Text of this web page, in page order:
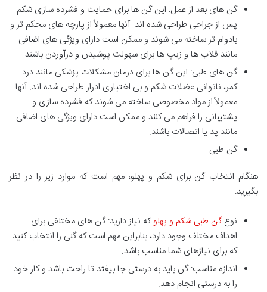
گن های بعد از عمل: این گن ها برای حمایت و فشرده سازی شکم
پس از جراحی طراحی شده اند. آنها معمولاً از پارچه های محکم تر و
بادوام تر ساخته می شوند و ممکن است دارای ویژگی های اضافی
مانند قلاب ها و زیپ ها برای سهولت پوشیدن و درآوردن باشند.
گن های طبی: این گن ها برای درمان مشکلات پزشکی مانند درد
کمر، ناتوانی عضلات شکم و بی اختیاری ادرار طراحی شده اند. آنها
معمولاً از مواد مخصوصی ساخته می شوند که فشرده سازی و
پشتیبانی را فراهم می کنند و ممکن است دارای ویژگی های اضافی
مانند پد یا اتصالات باشند.
گن طبی
هنگام انتخاب گن برای شکم و پهلو، مهم است که موارد زیر را در نظر
بگیرید:
نوعگن طبی شکم و پهلوکه نیاز دارید: گن های مختلفی برای
اهداف مختلف وجود دارد، بنابراین مهم است که گنی را انتخاب کنید
که برای نیازهای شما مناسب باشد.
اندازه مناسب: گن باید به درستی جا بیفتد تا راحت باشد و کار خود
را به درستی انجام دهد.